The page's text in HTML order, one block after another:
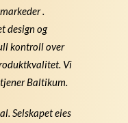
.
design og
kontroll over
Vi
Baltikum.
Selskapet eies